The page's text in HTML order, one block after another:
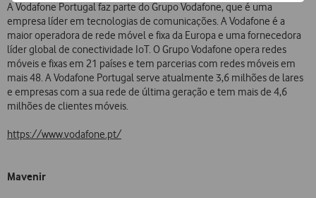
A Vodafone Portugal faz parte do Grupo Vodafone, que é uma
empresa líder em tecnologias de comunicações. A Vodafone é a
maior operadora de rede móvel e fixa da Europa e uma fornecedora
líder global de conectividade IoT. O Grupo Vodafone opera redes
móveis e fixas em 21 países e tem parcerias com redes móveis em
mais 48. A Vodafone Portugal serve atualmente 3,6 milhões de lares
e empresas com a sua rede de última geração e tem mais de 4,6
milhões de clientes móveis.
https://www.vodafone.pt/
Mavenir